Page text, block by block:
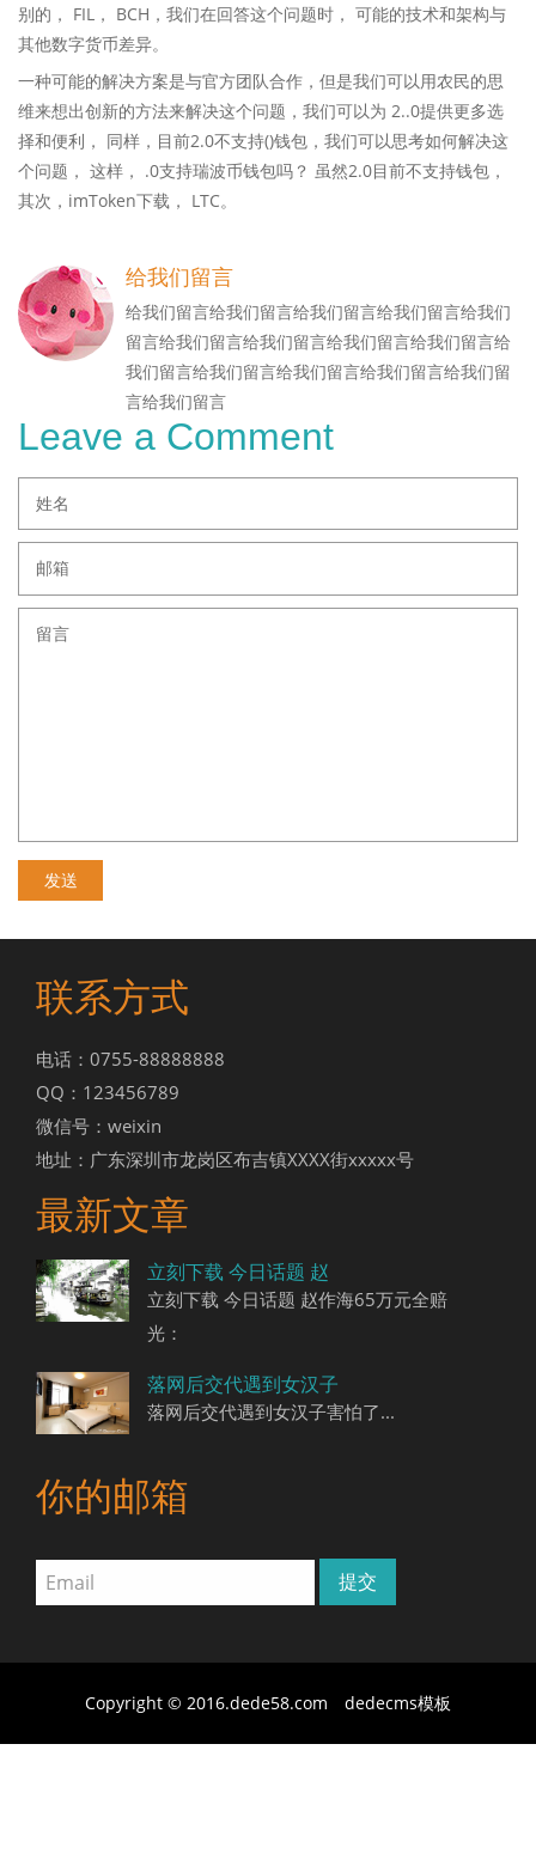
别的， FIL， BCH，我们在回答这个问题时， 可能的技术和架构与
其他数字货币差异。
一种可能的解决方案是与官方团队合作，但是我们可以用农民的思
维来想出创新的方法来解决这个问题，我们可以为 2..0提供更多选
择和便利， 同样，目前2.0不支持()钱包，我们可以思考如何解决这
个问题， 这样， .0支持瑞波币钱包吗？ 虽然2.0目前不支持钱包，
其次，imToken下载， LTC。
给我们留言
给我们留言给我们留言给我们留言给我们留言给我们
留言给我们留言给我们留言给我们留言给我们留言给
我们留言给我们留言给我们留言给我们留言给我们留
言给我们留言
Leave a Comment
联系方式
电话：0755-88888888
QQ：123456789
微信号：weixin
地址：广东深圳市龙岗区布吉镇XXXX街xxxxx号
最新文章
立刻下载 今日话题 赵
立刻下载 今日话题 赵作海65万元全赔
光：
落网后交代遇到女汉子
落网后交代遇到女汉子害怕了...
你的邮箱
Copyright © 2016.dede58.com dedecms模板